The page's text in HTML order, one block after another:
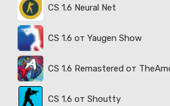
CS 1.6 Neural Net
CS 1.6 от Yaugen Show
CS 1.6 Remastered от
CS 1.6 от Shoutty